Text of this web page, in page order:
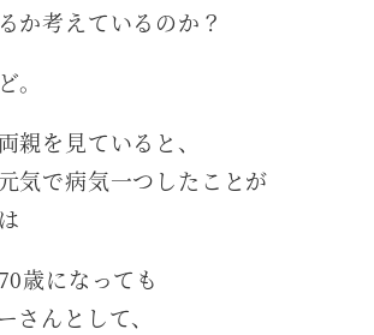
か考えているのか？
。
親を見ていると、
気で病気一つしたことが
歳になっても
さんとして、